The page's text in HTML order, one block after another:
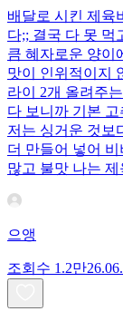
배달로 시킨 제육
다;; 결국 다 못 먹
큼 혜자로운 양이
맛이 인위적이지
라이 2개 올려주
다 보니까 기본
저는 싱거운 것보
더 만들어 넣어
많고 불맛 나는
으앵
조회수 1.2만